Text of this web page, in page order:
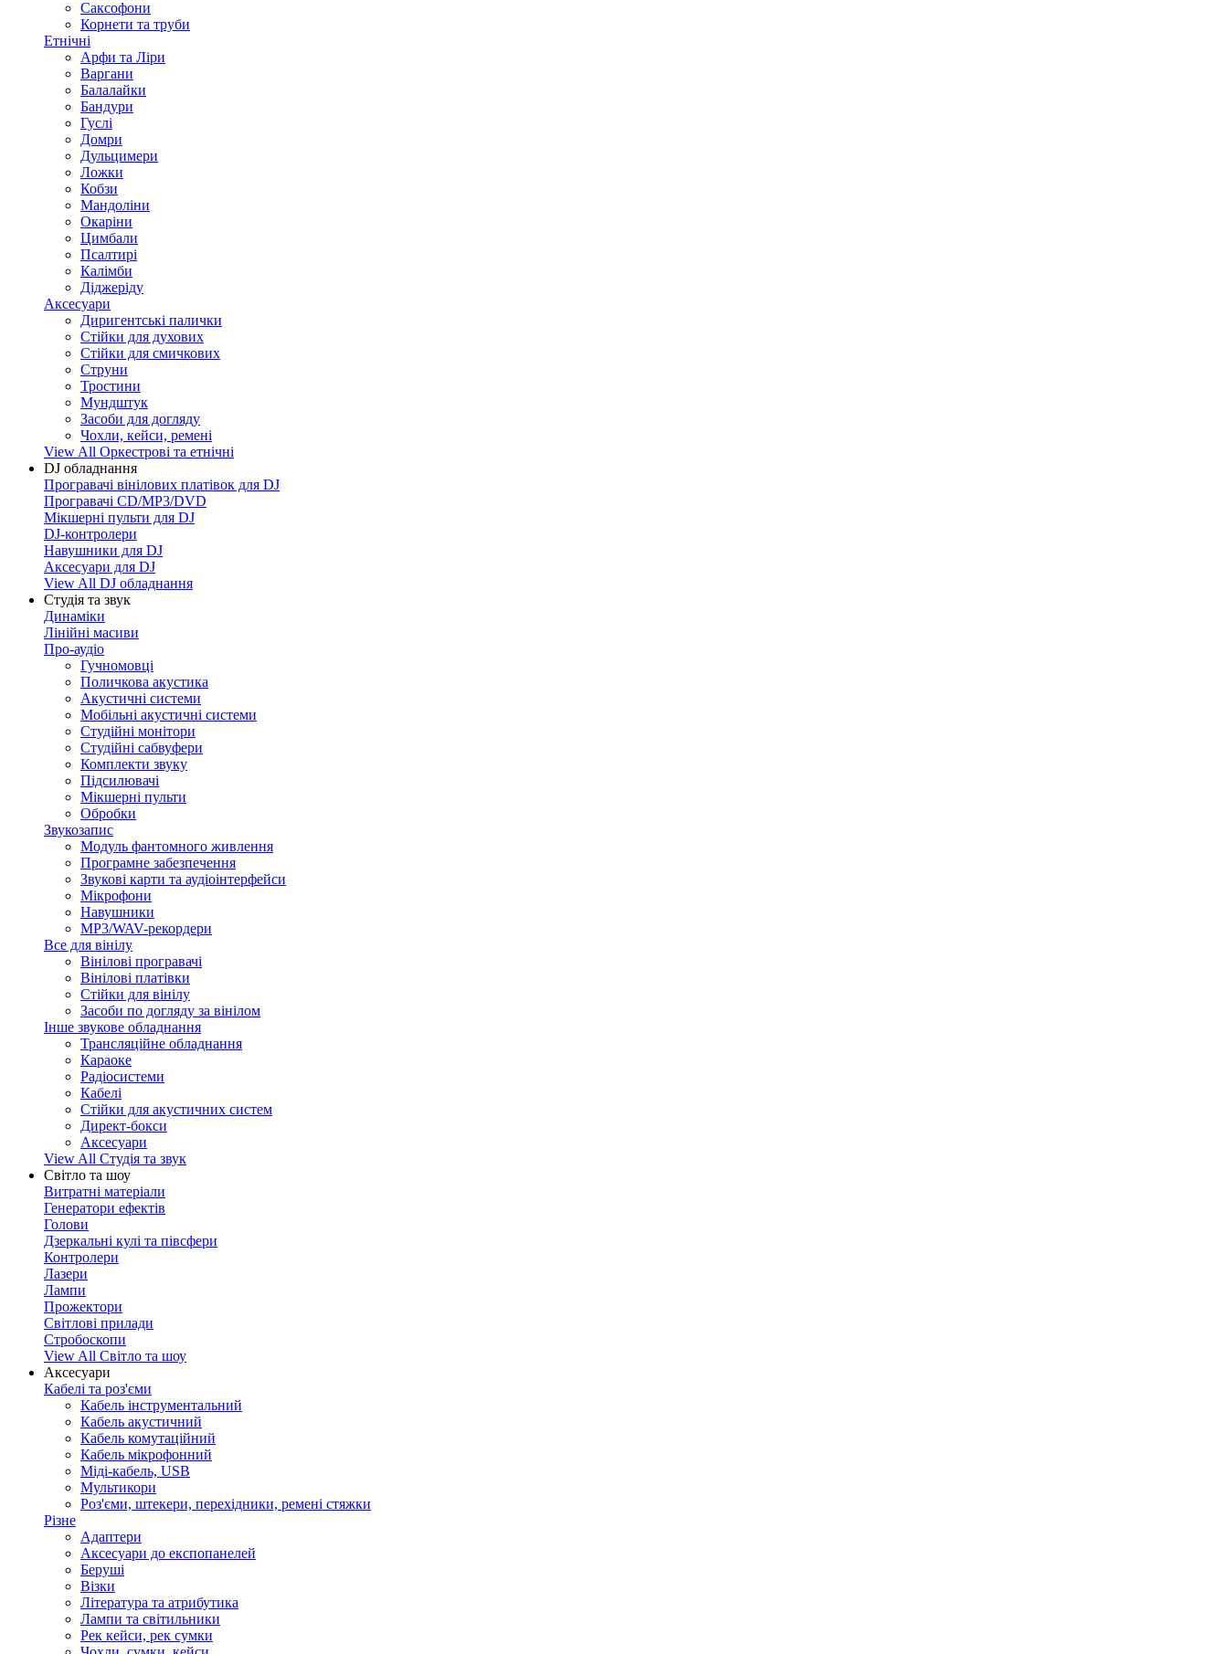
Саксофони
Корнети та труби
Етнічні
Арфи та Ліри
Варгани
Балалайки
Бандури
Гуслі
Домри
Дульцимери
Ложки
Кобзи
Мандоліни
Окаріни
Цимбали
Псалтирі
Калімби
Діджеріду
Аксесуари
Диригентські палички
Стійки для духових
Стійки для смичкових
Струни
Тростини
Мундштук
Засоби для догляду
Чохли, кейси, ремені
View All Оркестрові та етнічні
DJ обладнання
Програвачі вінілових платівок для DJ
Програвачі CD/MP3/DVD
Мікшерні пульти для DJ
DJ-контролери
Навушники для DJ
Аксесуари для DJ
View All DJ обладнання
Студія та звук
Динаміки
Лінійні масиви
Про-аудіо
Гучномовці
Поличкова акустика
Акустичні системи
Мобільні акустичні системи
Студійні монітори
Студійні сабвуфери
Комплекти звуку
Підсилювачі
Мікшерні пульти
Обробки
Звукозапис
Модуль фантомного живлення
Програмне забезпечення
Звукові карти та аудіоінтерфейси
Мікрофони
Навушники
MP3/WAV-рекордери
Все для вінілу
Вінілові програвачі
Вінілові платівки
Стійки для вінілу
Засоби по догляду за вінілом
Інше звукове обладнання
Трансляційне обладнання
Караоке
Радіосистеми
Кабелі
Стійки для акустичних систем
Директ-бокси
Аксесуари
View All Студія та звук
Світло та шоу
Витратні матеріали
Генератори ефектів
Голови
Дзеркальні кулі та півсфери
Контролери
Лазери
Лампи
Прожектори
Світлові прилади
Стробоскопи
View All Світло та шоу
Аксесуари
Кабелі та роз'єми
Кабель інструментальний
Кабель акустичний
Кабель комутаційний
Кабель мікрофонний
Міді-кабель, USB
Мультикори
Роз'єми, штекери, перехідники, ремені стяжки
Різне
Адаптери
Аксесуари до експопанелей
Беруші
Візки
Література та атрибутика
Лампи та світильники
Рек кейси, рек сумки